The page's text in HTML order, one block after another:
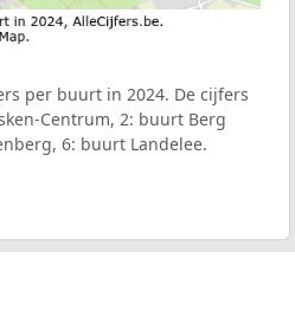
per buurt in 2024. De cijfers
Centrum, 2: buurt Berg
6: buurt Landelee.